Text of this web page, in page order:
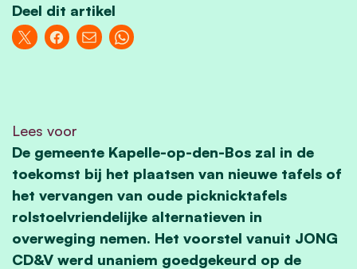
Deel dit artikel
Lees voor
De gemeente Kapelle-op-den-Bos zal in de
toekomst bij het plaatsen van nieuwe tafels of
het vervangen van oude picknicktafels
rolstoelvriendelijke alternatieven in
overweging nemen. Het voorstel vanuit JONG
CD&V werd unaniem goedgekeurd op de